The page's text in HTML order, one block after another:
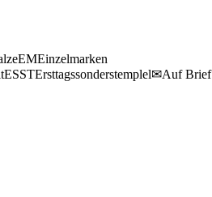
EMEinzelmarken
ESSTErsttagssonderstemplel✉Auf Brief